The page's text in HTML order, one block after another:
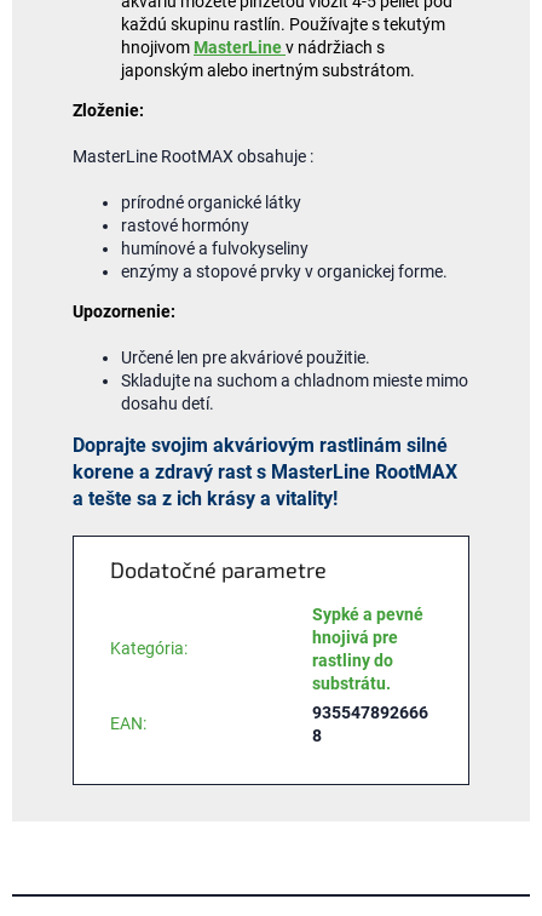
každú skupinu rastlín. Používajte s tekutým
hnojivom MasterLinev nádržiach s
japonským alebo inertným substrátom.
Zloženie:
MasterLine RootMAX obsahuje :
prírodné organické látky
rastové hormóny
humínové a fulvokyseliny
enzýmy a stopové prvky v organickej forme.
Upozornenie:
Určené len pre akváriové použitie.
Skladujte na suchom a chladnom mieste mimo
dosahu detí.
Doprajte svojim akváriovým rastlinám silné
korene a zdravý rast s MasterLine RootMAX
a tešte sa z ich krásy a vitality!
Dodatočné parametre
Kategória:
Sypké a pevné
hnojivá pre
rastliny do
substrátu.
EAN:
935547892666
8